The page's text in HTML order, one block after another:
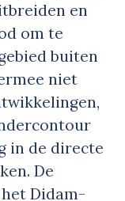
en
om te
buiten
niet
in de directe
De
Didam-